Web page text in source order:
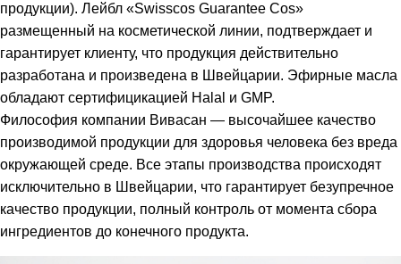
продукции). Лейбл «Swisscos Guarantee Cos»
размещенный на косметической линии, подтверждает и
гарантирует клиенту, что продукция действительно
разработана и произведена в Швейцарии. Эфирные масла
обладают сертифицикацией Halal и GMP.
Философия компании Вивасан — высочайшее качество
производимой продукции для здоровья человека без вреда
окружающей среде. Все этапы производства происходят
исключительно в Швейцарии, что гарантирует безупречное
качество продукции, полный контроль от момента сбора
ингредиентов до конечного продукта.